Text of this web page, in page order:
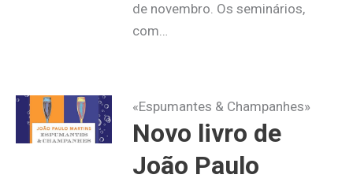
de novembro. Os seminários,
com…
«Espumantes & Champanhes»
Novo livro de
João Paulo